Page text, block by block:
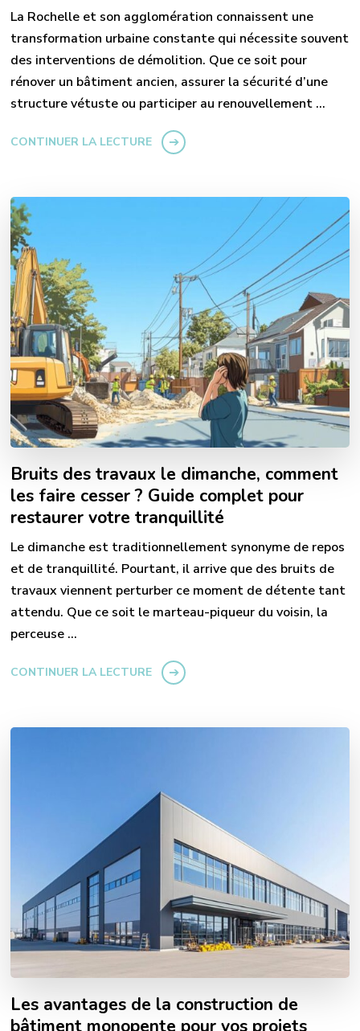
La Rochelle et son agglomération connaissent une
transformation urbaine constante qui nécessite souvent
des interventions de démolition. Que ce soit pour
rénover un bâtiment ancien, assurer la sécurité d’une
structure vétuste ou participer au renouvellement …
CONTINUER LA LECTURE
Bruits des travaux le dimanche, comment
les faire cesser ? Guide complet pour
restaurer votre tranquillité
Le dimanche est traditionnellement synonyme de repos
et de tranquillité. Pourtant, il arrive que des bruits de
travaux viennent perturber ce moment de détente tant
attendu. Que ce soit le marteau-piqueur du voisin, la
perceuse …
CONTINUER LA LECTURE
Les avantages de la construction de
bâtiment monopente pour vos projets